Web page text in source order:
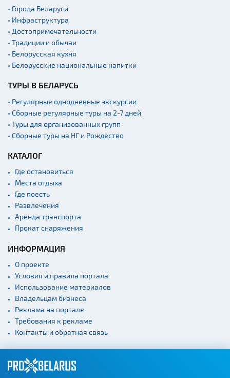
Концертные залы
Начало и окончание
экскурсий: г. Минск
Спортивные
сооружения
Аэропорты
вокзалы
Речной транспорт и
причалы
• Города Беларуси
• Инфраструктура
• Достопримечательности
• Традиции и обычаи
• Белорусская кухня
• Белорусские национальные напитки
ТУРЫ В БЕЛАРУСЬ
• Регулярные однодневные экскурсии
• Сборные регулярные туры на 2-7 дней
• Туры для организованных групп
• Сборные туры на НГ и Рождество
КАТАЛОГ
Где остановиться
Места отдыха
Где поесть
Развлечения
Аренда транспорта
Прокат снаряжения
ИНФОРМАЦИЯ
О проекте
Условия и правила портала
Использование материалов
Владельцам бизнеса
Реклама на портале
Требования к рекламе
Контакты и обратная связь